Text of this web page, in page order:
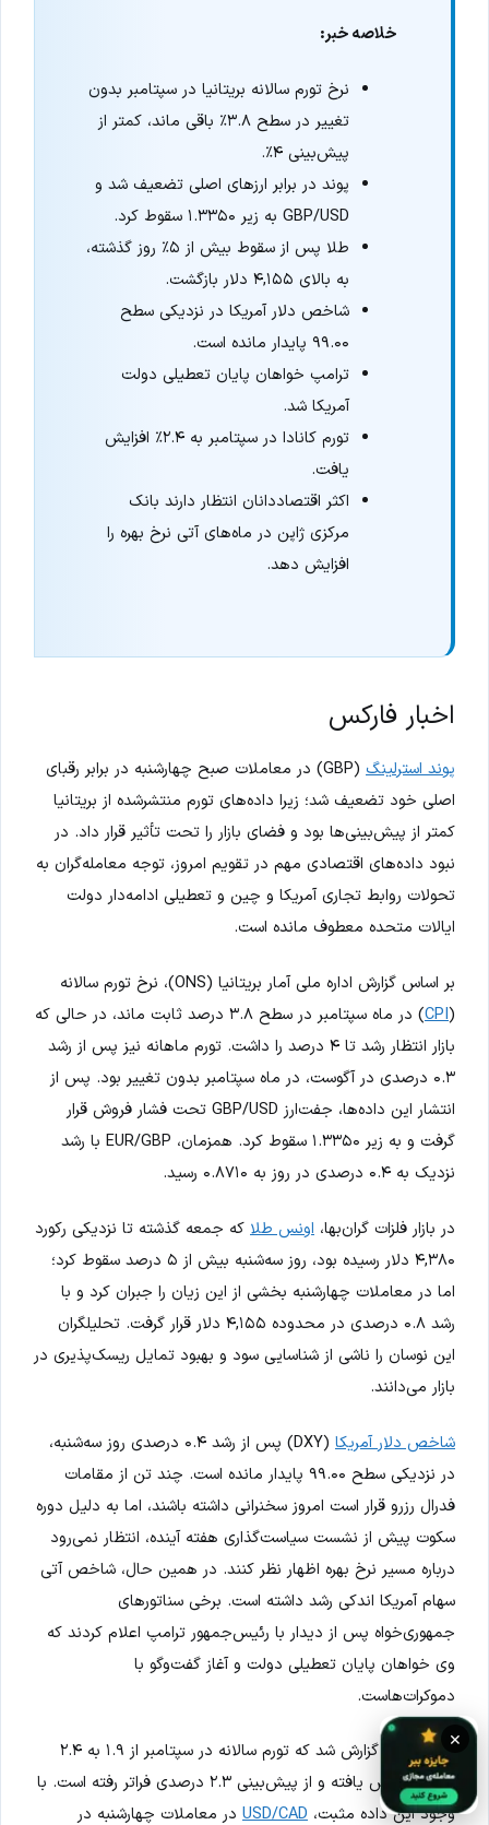
خلاصه خبر:
نرخ تورم سالانه بریتانیا در سپتامبر بدون
تغییر در سطح ۳.۸٪ باقی ماند، کمتر از
پیش‌بینی ۴٪.
پوند در برابر ارزهای اصلی تضعیف شد و
GBP/USD به زیر ۱.۳۳۵۰ سقوط کرد.
طلا پس از سقوط بیش از ۵٪ روز گذشته،
به بالای ۴,۱۵۵ دلار بازگشت.
شاخص دلار آمریکا در نزدیکی سطح
۹۹.۰۰ پایدار مانده است.
ترامپ خواهان پایان تعطیلی دولت
آمریکا شد.
تورم کانادا در سپتامبر به ۲.۴٪ افزایش
یافت.
اکثر اقتصاددانان انتظار دارند بانک
مرکزی ژاپن در ماه‌های آتی نرخ بهره را
افزایش دهد.
اخبار فارکس
پوند استرلینگ
(GBP) در معاملات صبح چهارشنبه در برابر رقبای
اصلی خود تضعیف شد؛ زیرا داده‌های تورم منتشرشده از بریتانیا
کمتر از پیش‌بینی‌ها بود و فضای بازار را تحت تأثیر قرار داد. در
نبود داده‌های اقتصادی مهم در تقویم امروز، توجه معامله‌گران به
تحولات روابط تجاری آمریکا و چین و تعطیلی ادامه‌دار دولت
ایالات متحده معطوف مانده است.
بر اساس گزارش اداره ملی آمار بریتانیا (ONS)، نرخ تورم سالانه
(
CPI
) در ماه سپتامبر در سطح ۳.۸ درصد ثابت ماند، در حالی که
بازار انتظار رشد تا ۴ درصد را داشت. تورم ماهانه نیز پس از رشد
۰.۳ درصدی در آگوست، در ماه سپتامبر بدون تغییر بود. پس از
انتشار این داده‌ها، جفت‌ارز GBP/USD تحت فشار فروش قرار
گرفت و به زیر ۱.۳۳۵۰ سقوط کرد. همزمان، EUR/GBP با رشد
نزدیک به ۰.۴ درصدی در روز به ۰.۸۷۱۰ رسید.
در بازار فلزات گران‌بها، اونس طلا که جمعه گذشته تا نزدیکی رکورد
۴,۳۸۰ دلار رسیده بود، روز سه‌شنبه بیش از ۵ درصد سقوط کرد؛
اما در معاملات چهارشنبه بخشی از این زیان را جبران کرد و با
رشد ۰.۸ درصدی در محدوده ۴,۱۵۵ دلار قرار گرفت. تحلیلگران
این نوسان را ناشی از شناسایی سود و بهبود تمایل ریسک‌پذیری در
بازار می‌دانند.
شاخص دلار آمریکا
(DXY) پس از رشد ۰.۴ درصدی روز سه‌شنبه،
در نزدیکی سطح ۹۹.۰۰ پایدار مانده است. چند تن از مقامات
فدرال رزرو قرار است امروز سخنرانی داشته باشند، اما به دلیل دوره
سکوت پیش از نشست سیاست‌گذاری هفته آینده، انتظار نمی‌رود
درباره مسیر نرخ بهره اظهار نظر کنند. در همین حال، شاخص آتی
سهام آمریکا اندکی رشد داشته است. برخی سناتورهای
جمهوری‌خواه پس از دیدار با رئیس‌جمهور ترامپ اعلام کردند که
وی خواهان پایان تعطیلی دولت و آغاز گفت‌وگو با
دموکرات‌هاست.
از کانادا نیز گزارش شد که تورم سالانه در سپتامبر از ۱.۹ به ۲.۴
درصد افزایش یافته و از پیش‌بینی ۲.۳ درصدی فراتر رفته است. با
وجود این داده مثبت، USD/CAD در معاملات چهارشنبه در
×